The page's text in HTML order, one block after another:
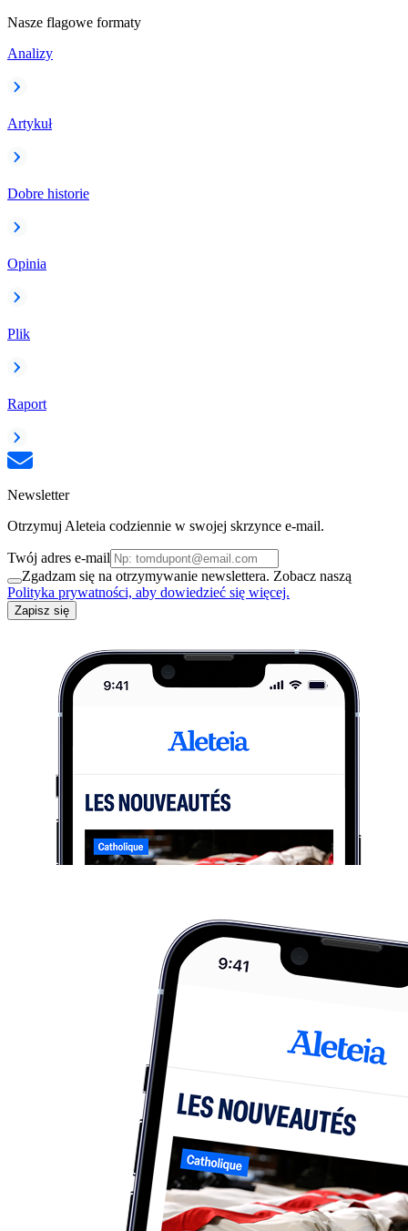
Nasze flagowe formaty
Analizy
Artykuł
Dobre historie
Opinia
Plik
Raport
Newsletter
Otrzymuj Aleteia codziennie w swojej skrzynce e-mail.
Twój adres e-mail
Zgadzam się na otrzymywanie newslettera. Zobacz naszą
Polityka prywatności, aby dowiedzieć się więcej.
Zapisz się